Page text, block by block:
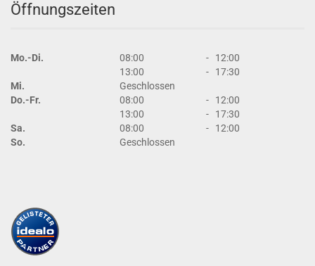
Öffnungszeiten
Mo.-Di. 08:00 -
12:00
13:00
-
17:30
Mi.
Geschlossen
Do.-Fr.
08:00 -
12:00
13:00
-
17:30
Sa.
08:00 -
12:00
So.
Geschlossen